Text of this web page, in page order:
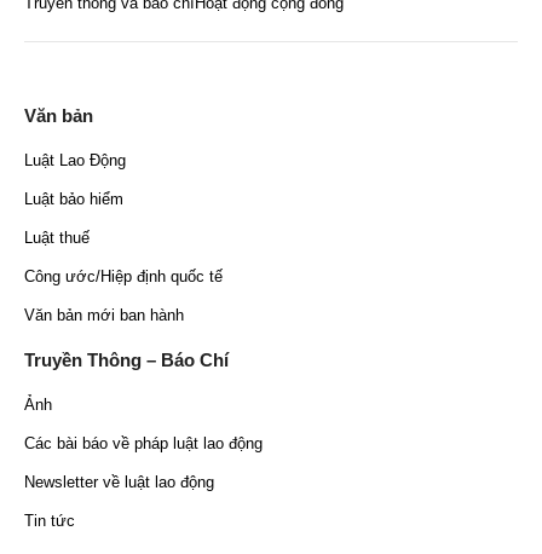
Văn bản
Luật Lao Động
Luật bảo hiểm
Luật thuế
Công ước/Hiệp định quốc tế
Văn bản mới ban hành
Truyền Thông – Báo Chí
Ảnh
Các bài báo về pháp luật lao động
Newsletter về luật lao động
Tin tức